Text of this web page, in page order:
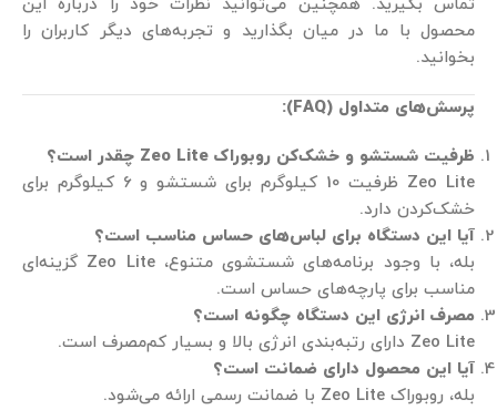
تماس بگیرید. همچنین می‌توانید نظرات خود را درباره این
محصول با ما در میان بگذارید و تجربه‌های دیگر کاربران را
بخوانید.
پرسش‌های متداول (FAQ):
ظرفیت شستشو و خشک‌کن روبوراک
چقدر است؟
Zeo Lite ظرفیت 10 کیلوگرم برای شستشو و 6 کیلوگرم برای
خشک‌کردن دارد.
آیا این دستگاه برای لباس‌های حساس مناسب است؟
بله، با وجود برنامه‌های شستشوی متنوع، Zeo Lite گزینه‌ای
مناسب برای پارچه‌های حساس است.
مصرف انرژی این دستگاه چگونه است؟
Zeo Lite دارای رتبه‌بندی انرژی بالا و بسیار کم‌مصرف است.
آیا این محصول دارای ضمانت است؟
بله، روبوراک Zeo Lite با ضمانت رسمی ارائه می‌شود.